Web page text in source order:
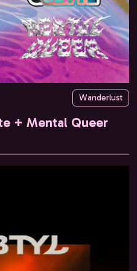
Wanderlust
+ Mental Queer